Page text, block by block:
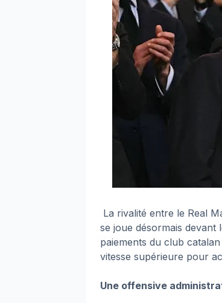
La rivalité entre le Real
se joue désormais
paiements du club
vitesse supérieure pour
Une offensive